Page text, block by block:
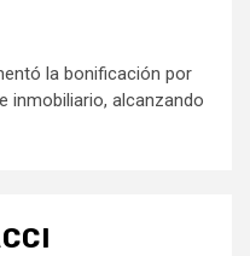
la bonificación por
inmobiliario, alcanzando